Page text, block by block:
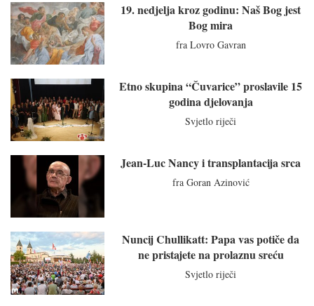
19. nedjelja kroz godinu: Naš Bog jest
Bog mira
fra Lovro Gavran
Etno skupina “Čuvarice” proslavile 15
godina djelovanja
Svjetlo riječi
Jean-Luc Nancy i transplantacija srca
fra Goran Azinović
Nuncij Chullikatt: Papa vas potiče da
ne pristajete na prolaznu sreću
Svjetlo riječi